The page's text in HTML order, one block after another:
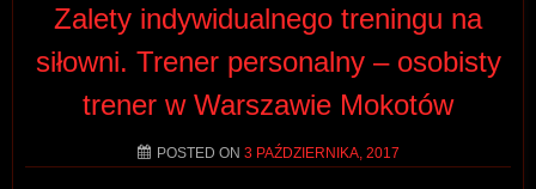
Zalety indywidualnego treningu na
siłowni. Trener personalny – osobisty
trener w Warszawie Mokotów
POSTED ON 3 PAŹDZIERNIKA, 2017